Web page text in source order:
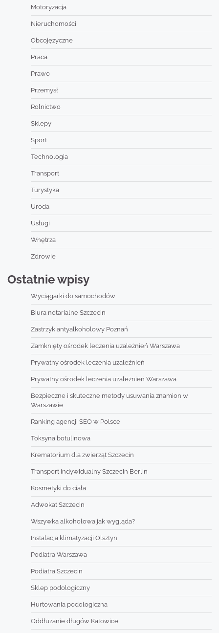
Motoryzacja
Nieruchomości
Obcojęzyczne
Praca
Prawo
Przemysł
Rolnictwo
Sklepy
Sport
Technologia
Transport
Turystyka
Uroda
Usługi
Wnętrza
Zdrowie
Ostatnie wpisy
Wyciągarki do samochodów
Biura notarialne Szczecin
Zastrzyk antyalkoholowy Poznań
Zamknięty ośrodek leczenia uzależnień Warszawa
Prywatny ośrodek leczenia uzależnień
Prywatny ośrodek leczenia uzależnień Warszawa
Bezpieczne i skuteczne metody usuwania znamion w
Warszawie
Ranking agencji SEO w Polsce
Toksyna botulinowa
Krematorium dla zwierząt Szczecin
Transport indywidualny Szczecin Berlin
Kosmetyki do ciała
Adwokat Szczecin
Wszywka alkoholowa jak wygląda?
Instalacja klimatyzacji Olsztyn
Podiatra Warszawa
Podiatra Szczecin
Sklep podologiczny
Hurtowania podologiczna
Oddłużanie długów Katowice